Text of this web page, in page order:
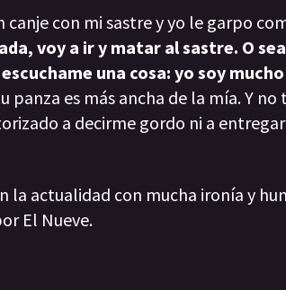
canje con mi sastre y yo le garpo
voy a ir y matar al sastre. O
escuchame una cosa: yo soy
panza es más ancha de la mía. Y no
a decirme gordo ni a
la actualidad con mucha ironía y
El Nueve.